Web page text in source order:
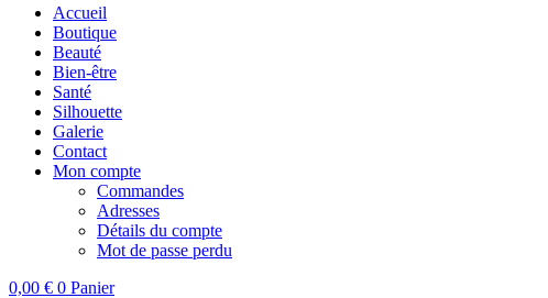
Accueil
Boutique
Beauté
Bien-être
Santé
Silhouette
Galerie
Contact
Mon compte
Commandes
Adresses
Détails du compte
Mot de passe perdu
0,00 € 0 Panier